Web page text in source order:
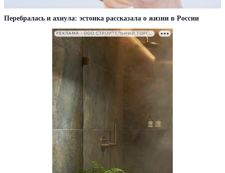
Перебралась и ахнула: эстонка рассказала о жизни в России
РЕКЛАМА • ООО СТРОИТЕЛЬНЫЙ ТОРГОВЫЙ ДОМ «ПЕТРОВИЧ». ИНН: 7802348846